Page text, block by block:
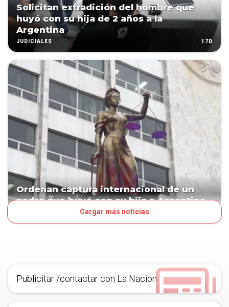
Solicitan extradición del hombre que
huyó con su hija de 2 años a la
Argentina
JUDICIALES 17D
Ordenan captura internacional de un
padre que huyó con su hija a Argentina
Cargar más noticias
Publicitar /contactar con La Nación